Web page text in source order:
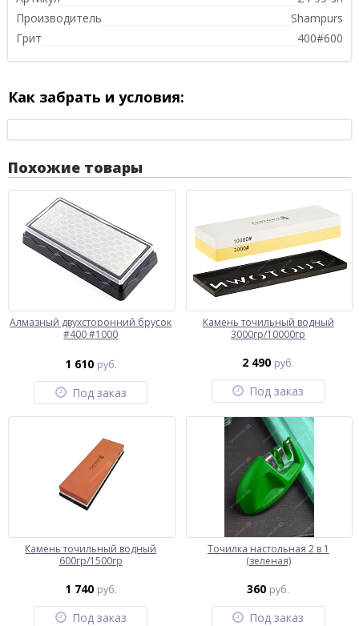
Производитель
Shampurs
Грит
400#600
Как забрать и условия:
Похожие товары
Алмазный двухсторонний брусок
#400 #1000
1 610 руб.
Под заказ
Камень точильный водный
3000гр/10000гр
2 490 руб.
Под заказ
Камень точильный водный
600гр/1500гр
1 740 руб.
Под заказ
Точилка настольная 2 в 1
(зеленая)
360 руб.
Под заказ